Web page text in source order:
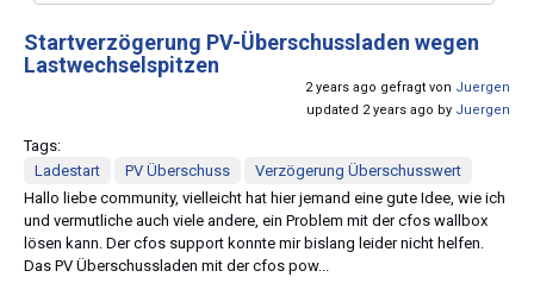
Startverzögerung PV-Überschussladen wegen
Lastwechselspitzen
2 years ago gefragt von Juergen
updated 2 years ago by Juergen
Tags:
Ladestart
PV Überschuss
Verzögerung Überschusswert
Hallo liebe community, vielleicht hat hier jemand eine gute Idee, wie ich
und vermutliche auch viele andere, ein Problem mit der cfos wallbox
lösen kann. Der cfos support konnte mir bislang leider nicht helfen.
Das PV Überschussladen mit der cfos pow...